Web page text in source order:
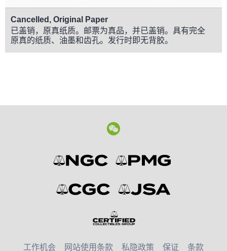
Cancelled, Original Paper
已盖销，原真纸质。邮票为真品，并已盖销。具有完全
原真的纸质、油墨和齿孔。发行时即无背胶。
工作机会 网站使用条款 私隐政策 保证 条款